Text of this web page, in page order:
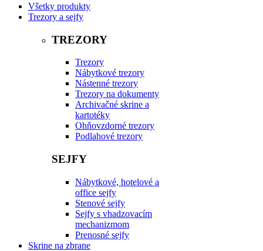
Všetky produkty
Trezory a sejfy
TREZORY
Trezory
Nábytkové trezory
Nástenné trezory
Trezory na dokumenty
Archivačné skrine a
kartotéky
Ohňovzdorné trezory
Podlahové trezory
SEJFY
Nábytkové, hotelové a
office sejfy
Stenové sejfy
Sejfy s vhadzovacím
mechanizmom
Prenosné sejfy
Skrine na zbrane